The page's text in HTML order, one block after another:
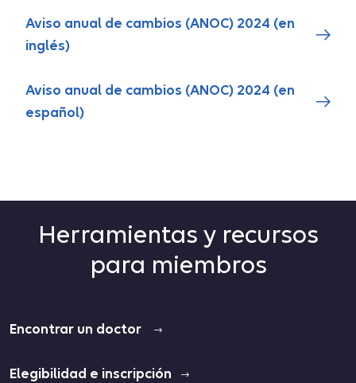
Aviso anual de cambios (ANOC) 2024 (en
inglés)
Aviso anual de cambios (ANOC) 2024 (en
español)
Herramientas y recursos
para miembros
Encontrar un doctor
Elegibilidad e inscripción